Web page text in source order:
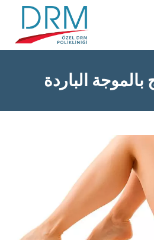
بالموجة الباردة